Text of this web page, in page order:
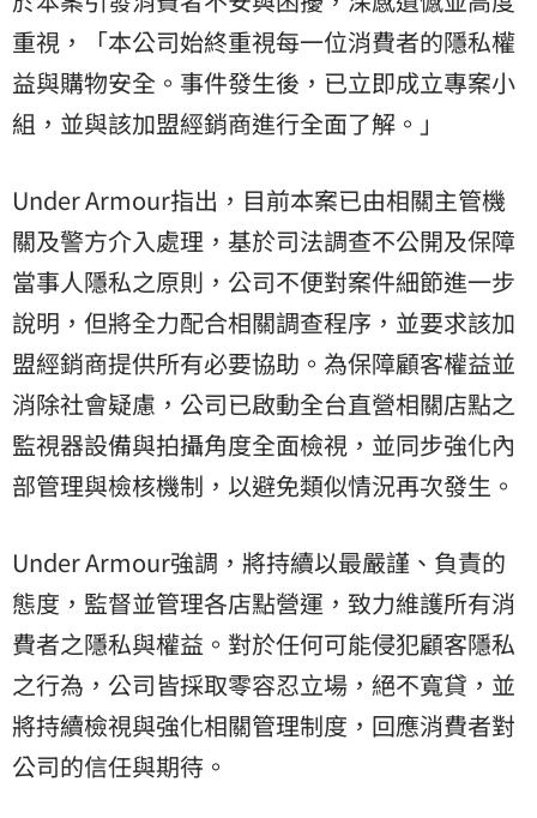
重視，「本公司始終重視每一位消費者的隱私權
益與購物安全。事件發生後，已立即成立專案小
組，並與該加盟經銷商進行全面了解。」
Under Armour指出，目前本案已由相關主管機
關及警方介入處理，基於司法調查不公開及保障
當事人隱私之原則，公司不便對案件細節進一步
說明，但將全力配合相關調查程序，並要求該加
盟經銷商提供所有必要協助。為保障顧客權益並
消除社會疑慮，公司已啟動全台直營相關店點之
監視器設備與拍攝角度全面檢視，並同步強化內
部管理與檢核機制，以避免類似情況再次發生。
Under Armour強調，將持續以最嚴謹、負責的
態度，監督並管理各店點營運，致力維護所有消
費者之隱私與權益。對於任何可能侵犯顧客隱私
之行為，公司皆採取零容忍立場，絕不寬貸，並
將持續檢視與強化相關管理制度，回應消費者對
公司的信任與期待。